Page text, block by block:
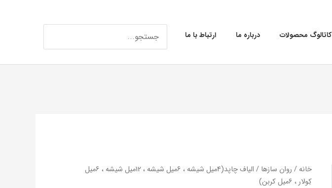
کاتالوگ محصولات درباره ما ارتباط با ما
برای:
خانه / روان سازها
/ الیاف چاپد(4میل شیشه ، 6میل شیشه ، 12میل شیشه ، 6میل
کِولار ، 6میل کربن)